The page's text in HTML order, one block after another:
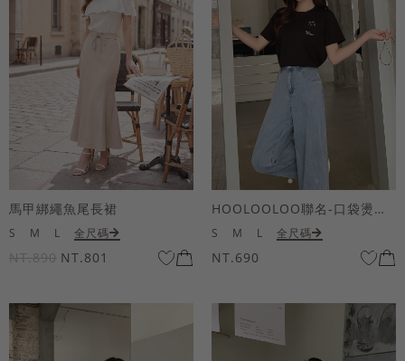
馬甲綁繩魚尾長裙
S M L 全尺碼
NT.890 NT.801
HOOLOOLOO聯名-口袋燙金KUKU熊短袖上衣
S M L 全尺碼
NT.690